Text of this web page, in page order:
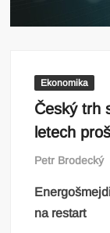
Ekonomika
Český trh
letech
Petr Brodecký
na restart